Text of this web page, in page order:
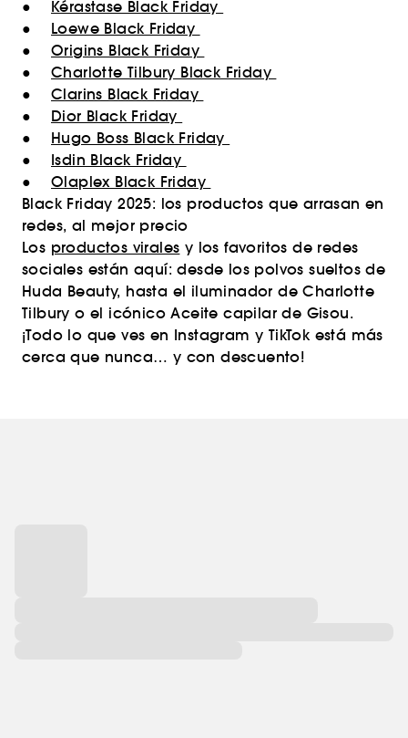
● Kérastase Black Friday
● Loewe Black Friday
● Origins Black Friday
● Charlotte Tilbury Black Friday
● Clarins Black Friday
● Dior Black Friday
● Hugo Boss Black Friday
● Isdin Black Friday
● Olaplex Black Friday
Black Friday 2025: los productos que arrasan en
redes, al mejor precio
Los productos virales y los favoritos de redes
sociales están aquí: desde los polvos sueltos de
Huda Beauty, hasta el iluminador de Charlotte
Tilbury o el icónico Aceite capilar de Gisou.
¡Todo lo que ves en Instagram y TikTok está más
cerca que nunca… y con descuento!